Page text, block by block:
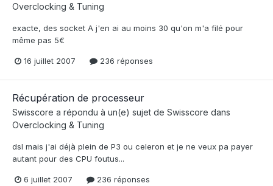
Overclocking & Tuning
exacte, des socket A j'en ai au moins 30 qu'on m'a filé pour
même pas 5€
16 juillet 2007 236 réponses
Récupération de processeur
Swisscore a répondu à un(e) sujet de Swisscore dans
Overclocking & Tuning
dsl mais j'ai déjà plein de P3 ou celeron et je ne veux pa payer
autant pour des CPU foutus...
6 juillet 2007 236 réponses